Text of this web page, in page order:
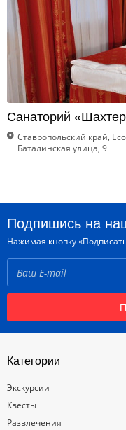
Санаторий
Ставропольский край,
Баталинская улица, 9
Подпишись на
Нажимая кнопку
Категории
Экскурсии
Квесты
Развлечения